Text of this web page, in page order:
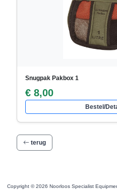
Snugpak Pakbox 1
€ 8,00
Bestel/
terug
Copyright © 2026 Noorloos Specialist